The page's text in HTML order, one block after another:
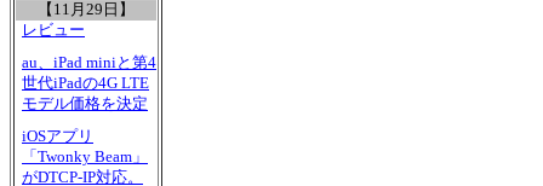
【11月29日】
レビュー
au、iPad miniと第4
世代iPadの4G LTE
モデル価格を決定
iOSアプリ
「Twonky Beam」
がDTCP-IP対応。